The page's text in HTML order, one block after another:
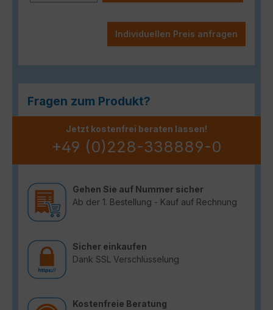
Individuellen Preis anfragen
Fragen zum Produkt?
Jetzt kostenfrei beraten lassen!
+49 (0)228-338889-0
Gehen Sie auf Nummer sicher
Ab der 1. Bestellung - Kauf auf Rechnung
Sicher einkaufen
Dank SSL Verschlüsselung
Kostenfreie Beratung